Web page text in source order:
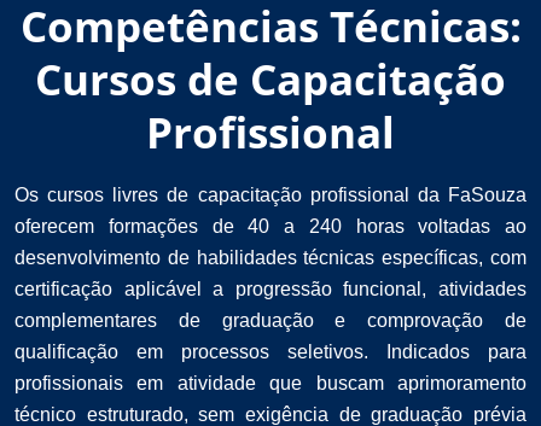
Competências Técnicas:
Cursos de Capacitação
Profissional
Os cursos livres de capacitação profissional da FaSouza
oferecem formações de 40 a 240 horas voltadas ao
desenvolvimento de habilidades técnicas específicas, com
certificação aplicável a progressão funcional, atividades
complementares de graduação e comprovação de
qualificação em processos seletivos. Indicados para
profissionais em atividade que buscam aprimoramento
técnico estruturado, sem exigência de graduação prévia